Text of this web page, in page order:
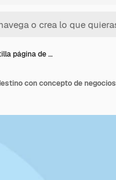
página de …
con concepto de negocios